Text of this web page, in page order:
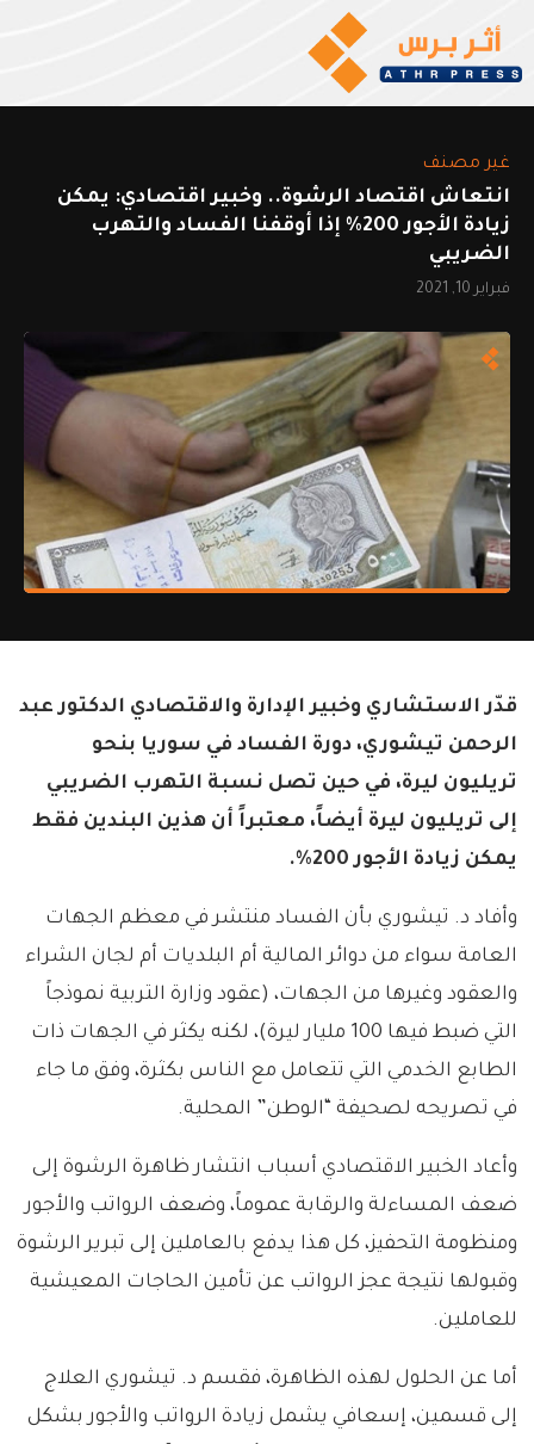
غير مصنف
انتعاش اقتصاد الرشوة.. وخبير اقتصادي: يمكن
زيادة الأجور 200% إذا أوقفنا الفساد والتهرب
الضريبي
فبراير 10, 2021
قدّر الاستشاري وخبير الإدارة والاقتصادي الدكتور عبد
الرحمن تيشوري، دورة الفساد في سوريا بنحو
تريليون ليرة، في حين تصل نسبة التهرب الضريبي
إلى تريليون ليرة أيضاً، معتبراً أن هذين البندين فقط
يمكن زيادة الأجور 200%.
وأفاد د. تيشوري بأن الفساد منتشر في معظم الجهات
العامة سواء من دوائر المالية أم البلديات أم لجان الشراء
والعقود وغيرها من الجهات، (عقود وزارة التربية نموذجاً
التي ضبط فيها 100 مليار ليرة)، لكنه يكثر في الجهات ذات
الطابع الخدمي التي تتعامل مع الناس بكثرة، وفق ما جاء
في تصريحه لصحيفة “الوطن” المحلية.
وأعاد الخبير الاقتصادي أسباب انتشار ظاهرة الرشوة إلى
ضعف المساءلة والرقابة عموماً، وضعف الرواتب والأجور
ومنظومة التحفيز، كل هذا يدفع بالعاملين إلى تبرير الرشوة
وقبولها نتيجة عجز الرواتب عن تأمين الحاجات المعيشية
للعاملين.
أما عن الحلول لهذه الظاهرة، فقسم د. تيشوري العلاج
إلى قسمين، إسعافي يشمل زيادة الرواتب والأجور بشكل